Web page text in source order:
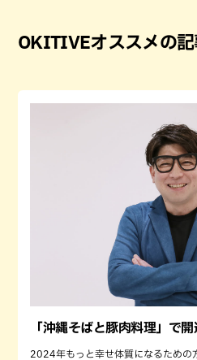
OKITIVEオススメの記
「沖縄そばと豚肉料理」で開
2024年もっと幸せ体質になるための